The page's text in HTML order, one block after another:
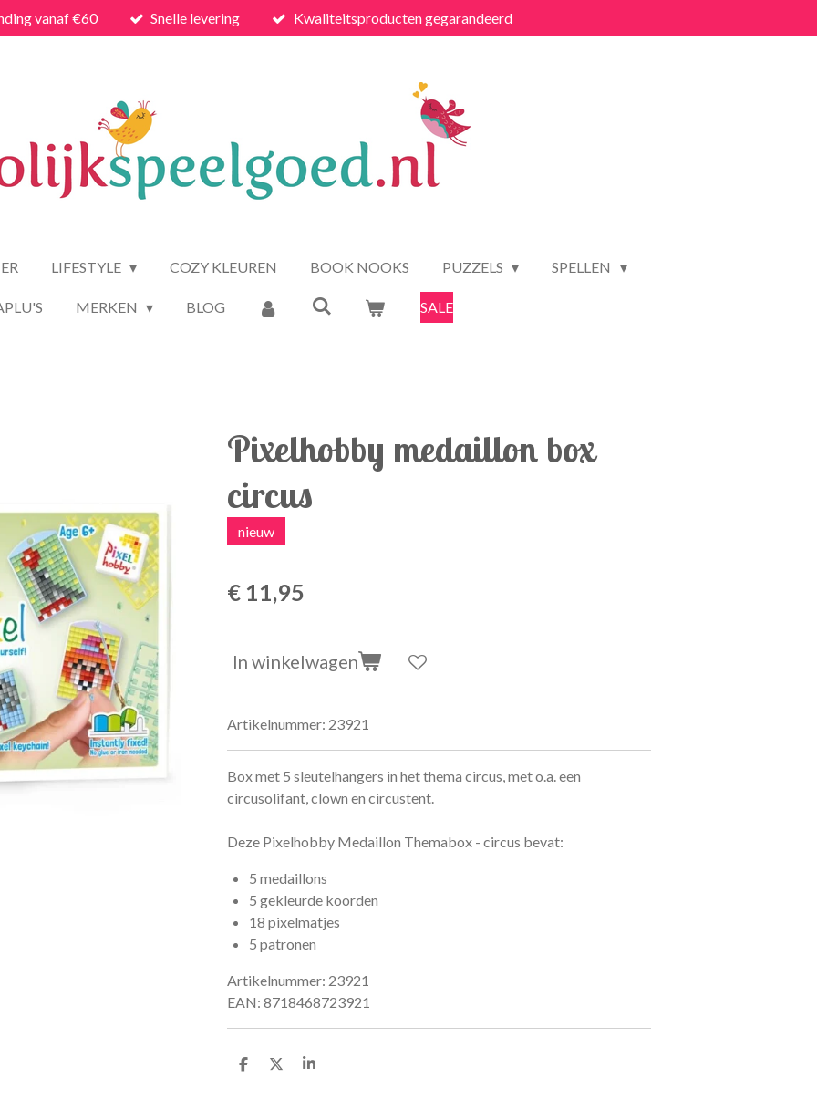
vanaf €60 Snelle levering Kwaliteitsproducten gegarandeerd
LIFESTYLE COZY KLEUREN BOOK NOOKS PUZZELS SPELLEN
MERKEN BLOG SALE
Pixelhobby medaillon box
circus
nieuw
€ 11,95
In winkelwagen
Artikelnummer: 23921
Box met 5 sleutelhangers in het thema circus, met o.a. een
circusolifant, clown en circustent.
Deze Pixelhobby Medaillon Themabox - circus bevat:
5 medaillons
5 gekleurde koorden
18 pixelmatjes
5 patronen
Artikelnummer: 23921
EAN: 8718468723921
D
D
S